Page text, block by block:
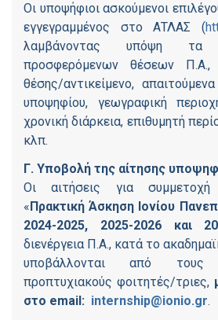
Οι υποψήφιοι ασκούμενοι
εγγεγραμμένος στο ΑΤΛΑΣ (
λαμβάνοντας υπόψη τα
προσφερόμενων θέσεων Π.Α.,
θέσης/αντικείμενο,
υποψηφίου, γεωγραφική
χρονική διάρκεια, επιθυμητή
κλπ.
Γ. Υποβολή της αίτησης
Οι αιτήσεις για
« Πρακτική Άσκηση Ιονίου
2024-2025, 2025-2026 και
διενέργεια Π.Α., κατά το
υποβάλλονται από τους
προπτυχιακούς φοιτητές/τριες,
στο email: internship@ionio.gr.